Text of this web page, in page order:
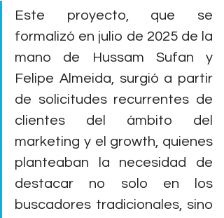
Este proyecto, que se
formalizó en julio de 2025 de la
mano de Hussam Sufan y
Felipe Almeida, surgió a partir
de solicitudes recurrentes de
clientes del ámbito del
marketing y el growth, quienes
planteaban la necesidad de
destacar no solo en los
buscadores tradicionales, sino